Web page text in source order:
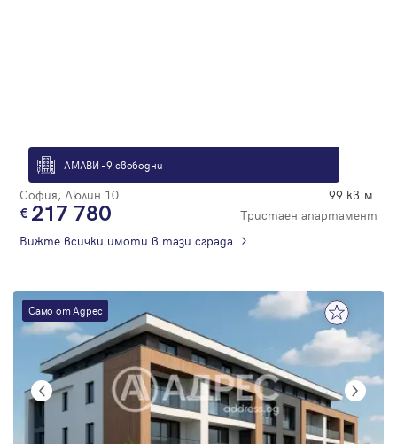
АМАВИ - 9 свободни
София, Люлин 10 99 кв.м.
217 780
Тристаен апартамент
Вижте всички имоти в тази сграда
Само от Адрес